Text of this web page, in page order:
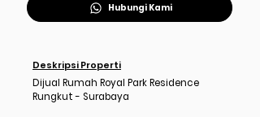
Hubungi Kami
Deskripsi Properti
Dijual Rumah Royal Park Residence
Rungkut - Surabaya